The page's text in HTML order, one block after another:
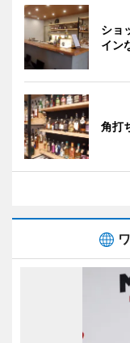
ショ
イン
角打